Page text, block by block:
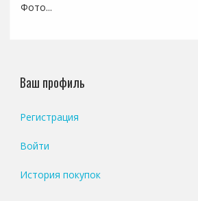
Фото...
Ваш профиль
Регистрация
Войти
История покупок